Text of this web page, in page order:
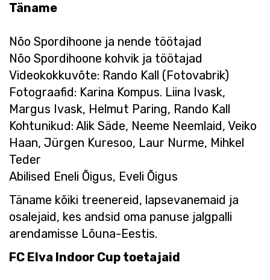
Täname
Nõo Spordihoone ja nende töötajad
Nõo Spordihoone kohvik ja töötajad
Videokokkuvõte: Rando Kall (Fotovabrik)
Fotograafid: Karina Kompus. Liina Ivask,
Margus Ivask, Helmut Paring, Rando Kall
Kohtunikud: Alik Säde, Neeme Neemlaid, Veiko
Haan, Jürgen Kuresoo, Laur Nurme, Mihkel
Teder
Abilised Eneli Õigus, Eveli Õigus
Täname kõiki treenereid, lapsevanemaid ja
osalejaid, kes andsid oma panuse jalgpalli
arendamisse Lõuna-Eestis.
FC Elva Indoor Cup toetajaid